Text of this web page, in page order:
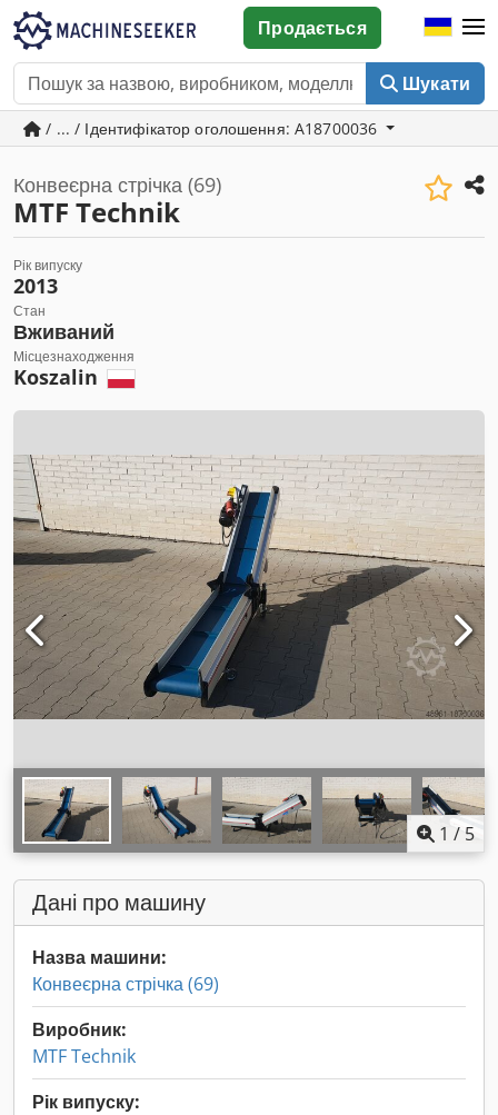
Шукати
Продається
/ ... / Ідентифікатор оголошення: A18700036
Конвеєрна стрічка (69)
MTF Technik
Рік випуску
2013
Стан
Вживаний
Місцезнаходження
Koszalin
1 / 5
Дані про машину
Назва машини:
Конвеєрна стрічка (69)
Виробник:
MTF Technik
Рік випуску: